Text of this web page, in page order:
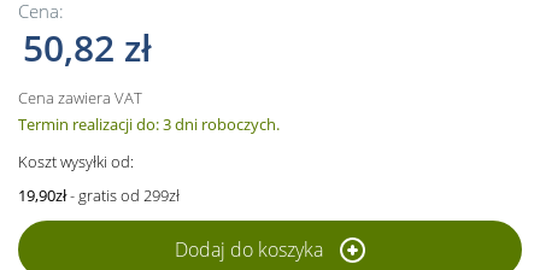
Cena:
50,82 zł
Cena zawiera VAT
Termin realizacji do: 3 dni roboczych.
Koszt wysyłki od:
19,90zł- gratis od 299zł
Dodaj do koszyka